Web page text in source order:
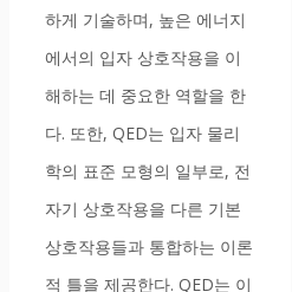
하게 기술하며, 높은 에너지
에서의 입자 상호작용을 이
해하는 데 중요한 역할을 한
다. 또한, QED는 입자 물리
학의 표준 모형의 일부로, 전
자기 상호작용을 다른 기본
상호작용들과 통합하는 이론
적 틀을 제공한다. QED는 이